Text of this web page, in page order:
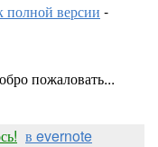
полной версии -
пожаловать...
в evernote